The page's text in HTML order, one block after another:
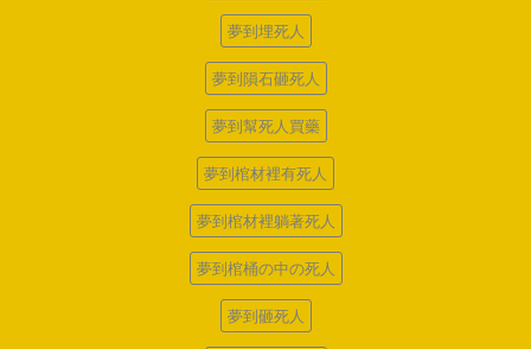
夢到埋死人
夢到隕石砸死人
夢到幫死人買藥
夢到棺材裡有死人
夢到棺材裡躺著死人
夢到棺桶の中の死人
夢到砸死人